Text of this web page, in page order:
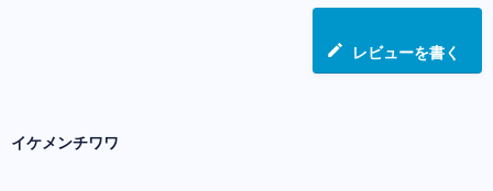
レビューを書く
イケメンチワワ